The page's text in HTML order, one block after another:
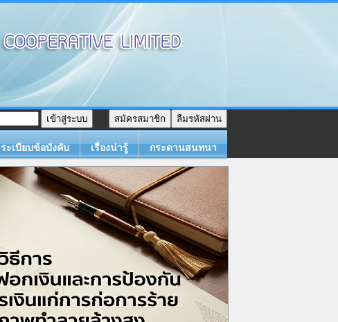
สมัครสมาชิก ลืมรหัสผ่าน
ระเบียบข้อบังคับ เรื่องน่ารู้ กระดานสนทนา